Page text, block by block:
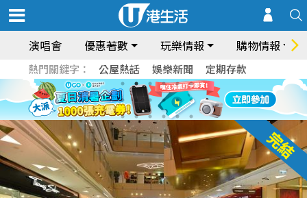
演唱會 優惠著數 玩樂情報 購物情報
熱門關鍵字： 公屋熱話 娛樂新聞 定期存款